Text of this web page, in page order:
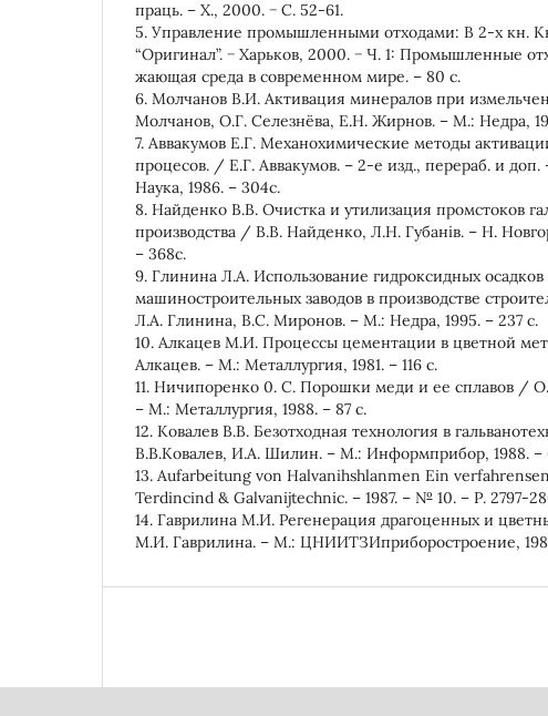
праць. – Х., 2000. − С. 52-61.
5. Управление промышленными отходами: В 2-х кн.
“Оригинал”. − Харьков, 2000. − Ч. 1: Промышленные
жающая среда в современном мире. – 80 с.
6. Молчанов В.И. Активация минералов при
Молчанов, О.Г. Селезнёва, Е.Н. Жирнов. – М.: Недра,
7. Аввакумов Е.Г. Механохимические методы
процесов. / Е.Г. Аввакумов. – 2-е изд., перераб. и доп.
Наука, 1986. – 304с.
8. Найденко В.В. Очистка и утилизация промстоков
производства / В.В. Найденко, Л.Н. Губанів. – Н.
– 368с.
9. Глинина Л.А. Использование гидроксидных осадков
машиностроительных заводов в производстве
Л.А. Глинина, В.С. Миронов. – М.: Недра, 1995. – 237 с.
10. Алкацев М.И. Процессы цементации в цветной
Алкацев. – М.: Металлургия, 1981. – 116 с.
11. Ничипоренко 0. С. Порошки меди и ее сплавов /
– М.: Металлургия, 1988. – 87 с.
12. Ковалев В.В. Безотходная технология в
В.В.Ковалев, И.А. Шилин. – М.: Информприбор, 1988. –
13. Aufarbeitung von Halvanihshlanmen Ein
Terdincind & Galvanijtechnic. – 1987. – № 10. – Р. 2797-
14. Гаврилина М.И. Регенерация драгоценных и
М.И. Гаврилина. – М.: ЦНИИТЗИприборостроение,